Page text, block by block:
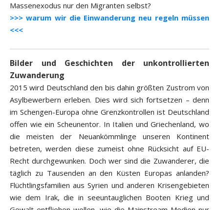
Massenexodus nur den Migranten selbst?
>>> warum wir die Einwanderung neu regeln müssen
<<<
Bilder und Geschichten der unkontrollierten
Zuwanderung
2015 wird Deutschland den bis dahin größten Zustrom von
Asylbewerbern erleben. Dies wird sich fortsetzen – denn
im Schengen-Europa ohne Grenzkontrollen ist Deutschland
offen wie ein Scheunentor. In Italien und Griechenland, wo
die meisten der Neuankömmlinge unseren Kontinent
betreten, werden diese zumeist ohne Rücksicht auf EU-
Recht durchgewunken. Doch wer sind die Zuwanderer, die
täglich zu Tausenden an den Küsten Europas anlanden?
Flüchtlingsfamilien aus Syrien und anderen Krisengebieten
wie dem Irak, die in seeuntauglichen Booten Krieg und